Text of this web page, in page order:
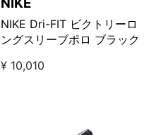
NIKE Dri-FIT ビクトリーロ
ングスリーブポロ ブラック
¥ 10,010